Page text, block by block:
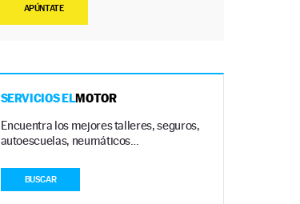
APÚNTATE
SERVICIOS ELMOTOR
Encuentra los mejores talleres, seguros,
autoescuelas, neumáticos…
BUSCAR